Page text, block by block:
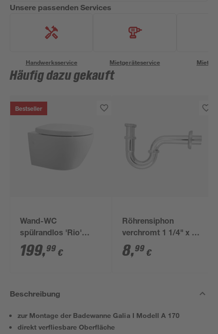
Unsere passenden Services
Handwerksservice Mietgeräteservice
Häufig dazu gekauft
Bestseller
Wand-WC
spülrandlos 'Rio'
inklusive WC-Sitz
weiß
199,99 €
Röhrensiphon
verchromt 1 1/4" x 32
mm
8,99 €
Beschreibung
zur Montage der Badewanne Galia I Modell A 170
direkt verfliesbare Oberfläche